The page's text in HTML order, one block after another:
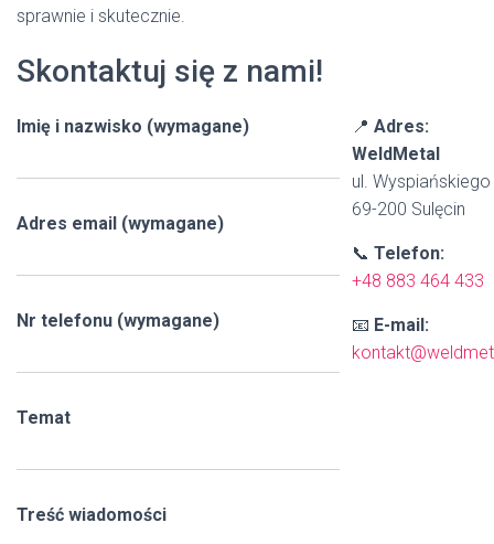
sprawnie i skutecznie.
Skontaktuj się z nami!
Imię i nazwisko (wymagane)
Adres email (wymagane)
Nr telefonu (wymagane)
Temat
Treść wiadomości
📍 Adres:
WeldMetal
ul.
69-200 Sulęcin
📞 Telefon:
+48 883 464 433
📧 E-mail: